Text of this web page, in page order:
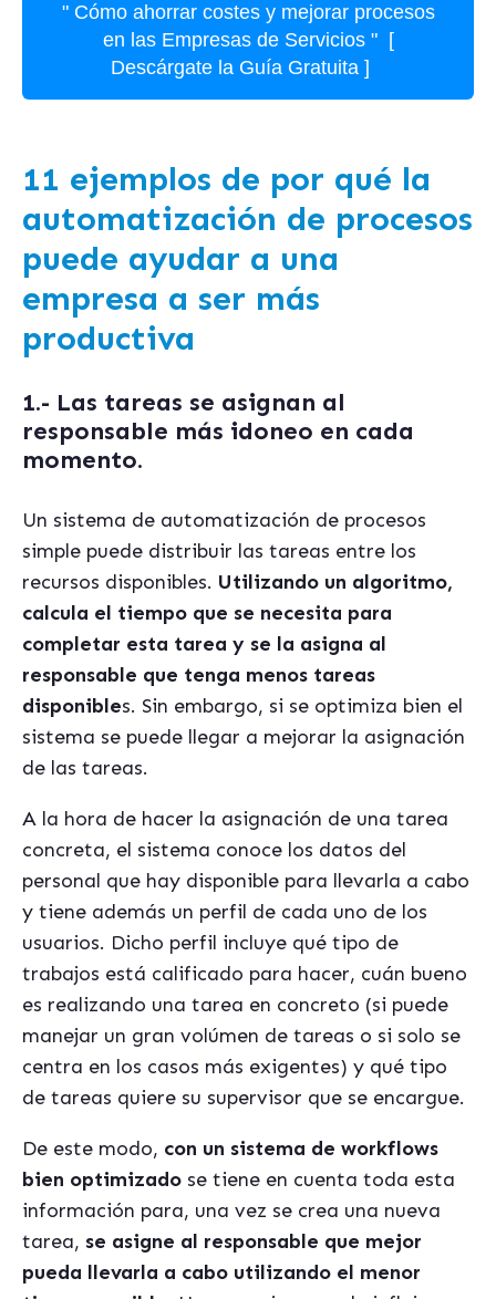
" Cómo ahorrar costes y mejorar procesos
en las Empresas de Servicios " [
Descárgate la Guía Gratuita ]
11 ejemplos de por qué la
automatización de procesos
puede ayudar a una
empresa a ser más
productiva
1.- Las tareas se asignan al
responsable más idoneo en cada
momento.
Un sistema de automatización de procesos
simple puede distribuir las tareas entre los
recursos disponibles. Utilizando un algoritmo,
calcula el tiempo que se necesita para
completar esta tarea y se la asigna al
responsable que tenga menos tareas
disponibles. Sin embargo, si se optimiza bien el
sistema se puede llegar a mejorar la asignación
de las tareas.
A la hora de hacer la asignación de una tarea
concreta, el sistema conoce los datos del
personal que hay disponible para llevarla a cabo
y tiene además un perfil de cada uno de los
usuarios. Dicho perfil incluye qué tipo de
trabajos está calificado para hacer, cuán bueno
es realizando una tarea en concreto (si puede
manejar un gran volúmen de tareas o si solo se
centra en los casos más exigentes) y qué tipo
de tareas quiere su supervisor que se encargue.
De este modo, con un sistema de workflows
bien optimizado se tiene en cuenta toda esta
información para, una vez se crea una nueva
tarea, se asigne al responsable que mejor
pueda llevarla a cabo utilizando el menor